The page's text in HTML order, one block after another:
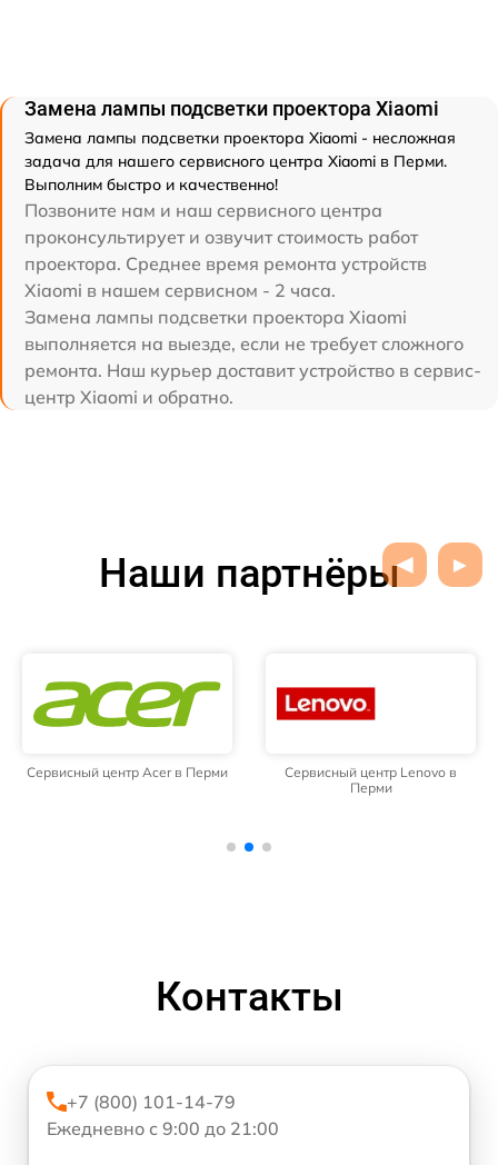
Замена лампы подсветки проектора Xiaomi
Замена лампы подсветки проектора Xiaomi - несложная
задача для нашего сервисного центра Xiaomi в Перми.
Выполним быстро и качественно!
Позвоните нам и наш сервисного центра
проконсультирует и озвучит стоимость работ
проектора. Среднее время ремонта устройств
Xiaomi в нашем сервисном - 2 часа.
Замена лампы подсветки проектора Xiaomi
выполняется на выезде, если не требует сложного
ремонта. Наш курьер доставит устройство в сервис-
центр Xiaomi и обратно.
Наши партнёры
Сервисный центр Acer в Перми
Сервисный центр Lenovo в
Перми
Контакты
+7 (800) 101-14-79
Ежедневно с 9:00 до 21:00